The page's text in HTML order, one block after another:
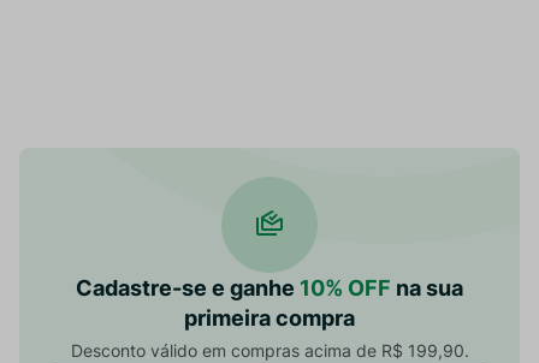
Cadastre-se e ganhe 10% OFF na sua
primeira compra
Desconto válido em compras acima de R$ 199,90.